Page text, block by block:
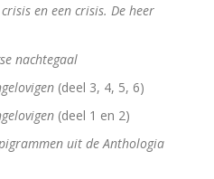
en een crisis. De heer
nachtegaal
(deel 3, 4, 5, 6)
(deel 1 en 2)
uit de Anthologia